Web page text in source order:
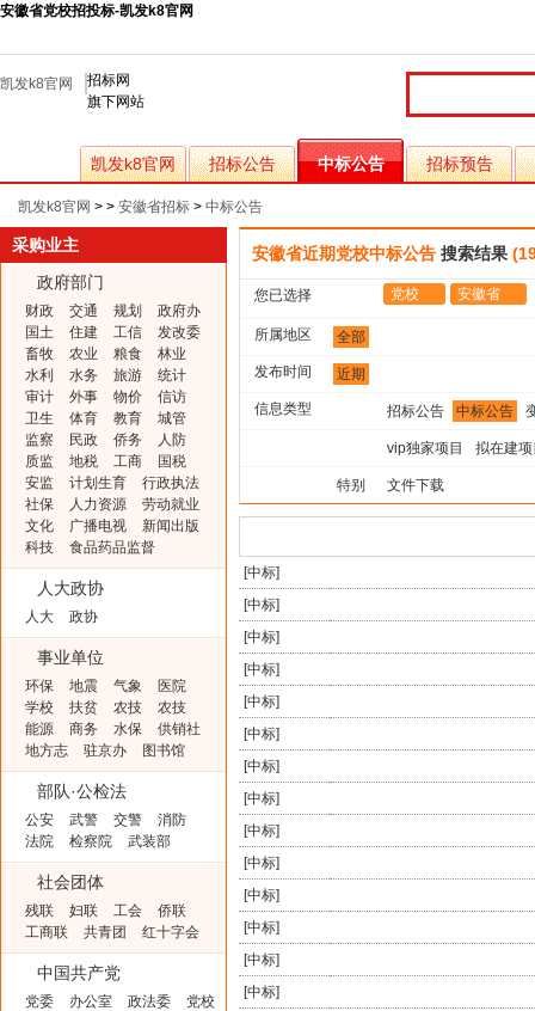
安徽省党校招投标-凯发k8官网
凯发k8官网
招标网
旗下网站
凯发k8官网 招标公告 中标公告 招标预告
凯发k8官网 > > 安徽省招标 > 中标公告
采购业主
政府部门
财政 交通 规划
政府办
国土
住建 工信
发改委
畜牧
农业 粮食
林业
水利
水务 旅游
统计
审计
外事 物价
信访
卫生
体育 教育
城管
监察
民政 侨务
人防
质监
地税 工商
国税
安监
计划生育
行政执法
社保
人力资源
劳动就业
文化
广播电视
新闻出版
科技
食品药品监督
人大政协
人大 政协
事业单位
环保 地震 气象
医院
学校
扶贫 农技
农技
能源
商务 水保
供销社
地方志
驻京办 图书馆
部队·公检法
公安 武警 交警
消防
法院
检察院 武装部
社会团体
残联 妇联 工会
侨联
工商联
共青团 红十字会
中国共产党
党委 办公室 政法委
党校
安徽省近期党校中标公告 搜索结果
您已选择 党校 安徽省
所属地区 全部
发布时间 近期
信息类型 招标公告 中标公告
vip独家项目 拟在建
特别 文件下载
[中标]
[中标]
[中标]
[中标]
[中标]
[中标]
[中标]
[中标]
[中标]
[中标]
[中标]
[中标]
[中标]
[中标]